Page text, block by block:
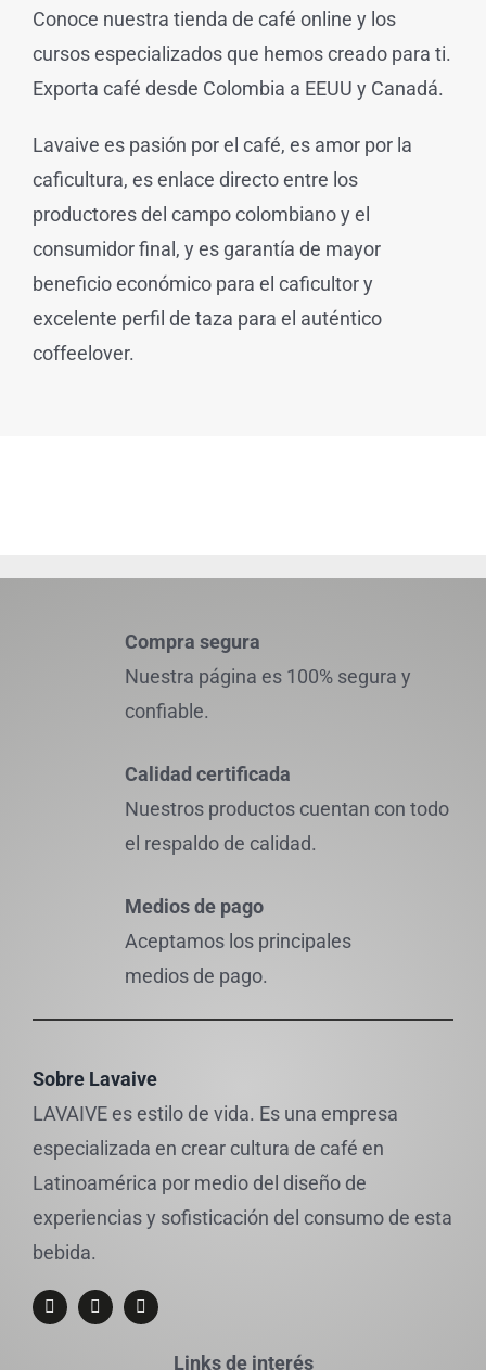
Conoce nuestra tienda de café online y los
cursos especializados que hemos creado para ti.
Exporta café desde Colombia a EEUU y Canadá.
Lavaive es pasión por el café, es amor por la
caficultura, es enlace directo entre los
productores del campo colombiano y el
consumidor final, y es garantía de mayor
beneficio económico para el caficultor y
excelente perfil de taza para el auténtico
coffeelover.
Compra segura
Nuestra página es 100% segura y
confiable.
Calidad certificada
Nuestros productos cuentan con todo
el respaldo de calidad.
Medios de pago
Aceptamos los principales
medios de pago.
Sobre Lavaive
LAVAIVE es estilo de vida. Es una empresa
especializada en crear cultura de café en
Latinoamérica por medio del diseño de
experiencias y sofisticación del consumo de esta
bebida.
Links de interés